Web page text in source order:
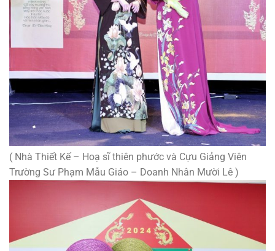
( Nhà Thiết Kế – Hoạ sĩ thiên phước và Cựu Giảng Viên
Trường Sư Phạm Mẫu Giáo – Doanh Nhân Mười Lê )